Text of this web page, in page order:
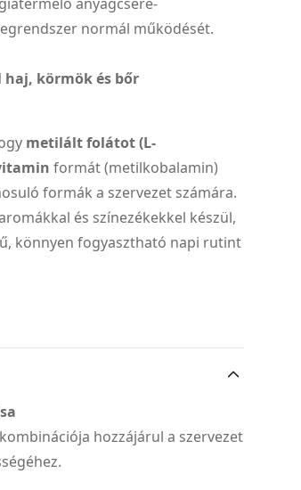
anyagcsere-
normál működését.
körmök és bőr
metilált folátot (L-
formát (metilkobalamin)
formák a szervezet számára.
és színezékekkel készül,
könnyen fogyasztható napi rutint
hozzájárul a szervezet